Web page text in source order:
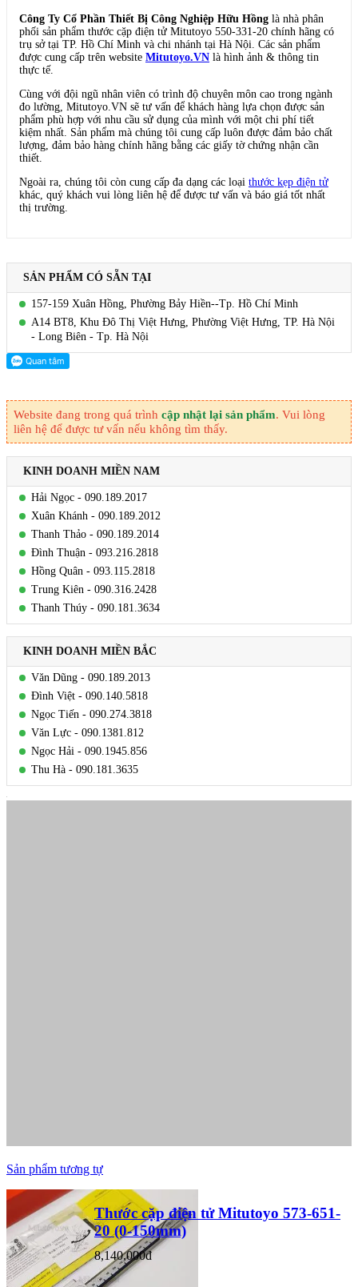
Công Ty Cổ Phần Thiết Bị Công Nghiệp Hữu Hồng là nhà phân
phối sản phẩm thước cặp điện tử Mitutoyo 550-331-20 chính hãng có
trụ sở tại TP. Hồ Chí Minh và chi nhánh tại Hà Nội. Các sản phẩm
được cung cấp trên website Mitutoyo.VN là hình ảnh & thông tin
thực tế.
Cùng với đội ngũ nhân viên có trình độ chuyên môn cao trong ngành
đo lường, Mitutoyo.VN sẽ tư vấn để khách hàng lựa chọn được sản
phẩm phù hợp với nhu cầu sử dụng của mình với một chi phí tiết
kiệm nhất. Sản phẩm mà chúng tôi cung cấp luôn được đảm bảo chất
lượng, đảm bảo hàng chính hãng bằng các giấy tờ chứng nhận cần
thiết.
Ngoài ra, chúng tôi còn cung cấp đa dạng các loại thước kẹp điện tử
khác, quý khách vui lòng liên hệ để được tư vấn và báo giá tốt nhất
thị trường.
SẢN PHẨM CÓ SẴN TẠI
157-159 Xuân Hồng, Phường Bảy Hiền--Tp. Hồ Chí Minh
A14 BT8, Khu Đô Thị Việt Hưng, Phường Việt Hưng, TP. Hà Nội
- Long Biên - Tp. Hà Nội
Website đang trong quá trình cập nhật lại sản phẩm. Vui lòng
liên hệ để được tư vấn nếu không tìm thấy.
KINH DOANH MIỀN NAM
Hải Ngọc - 090.189.2017
Xuân Khánh - 090.189.2012
Thanh Thảo - 090.189.2014
Đình Thuận - 093.216.2818
Hồng Quân - 093.115.2818
Trung Kiên - 090.316.2428
Thanh Thúy - 090.181.3634
KINH DOANH MIỀN BẮC
Văn Dũng - 090.189.2013
Đình Việt - 090.140.5818
Ngọc Tiến - 090.274.3818
Văn Lực - 090.1381.812
Ngọc Hải - 090.1945.856
Thu Hà - 090.181.3635
Sản phẩm tương tự
Thước cặp điện tử Mitutoyo 573-651-
20 (0-150mm)
8,140,000đ